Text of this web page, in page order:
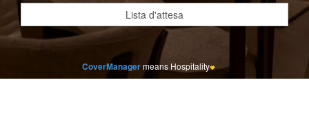
CoverManagermeans Hospitality